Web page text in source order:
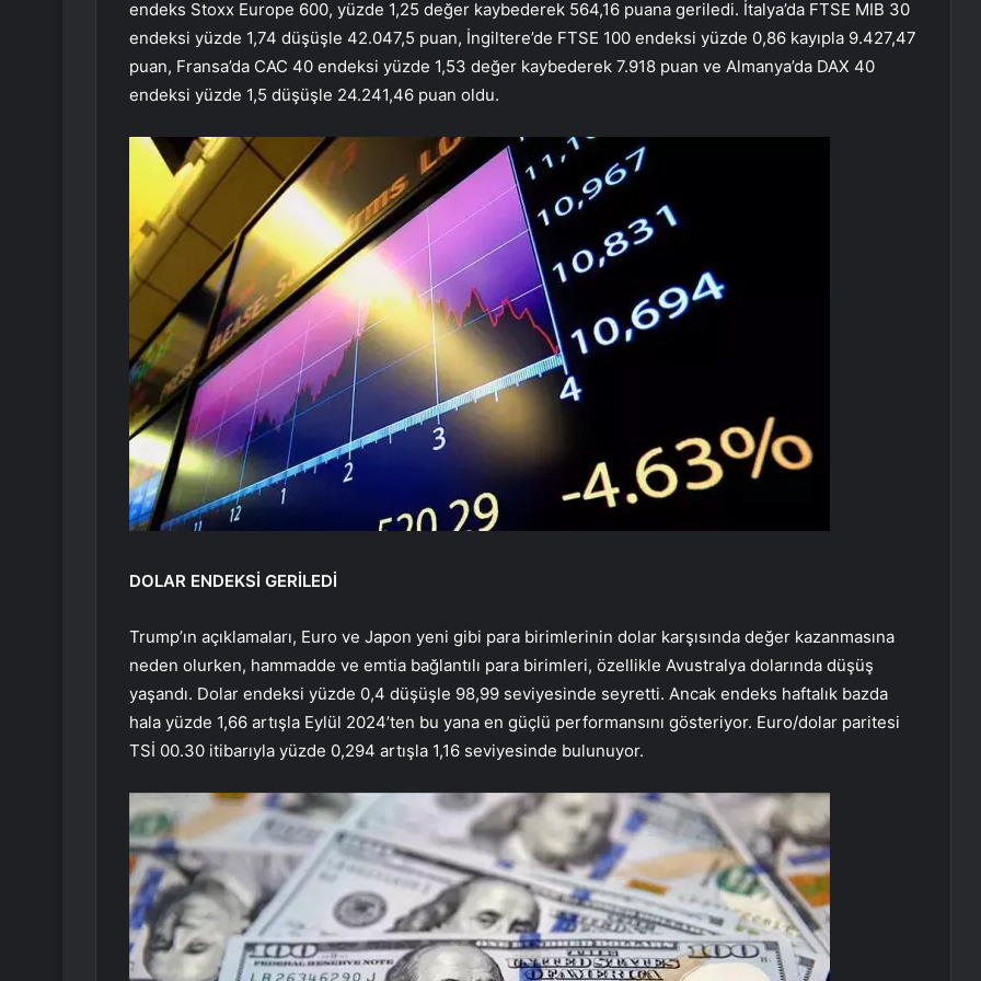
endeks Stoxx Europe 600, yüzde 1,25 değer kaybederek 564,16 puana geriledi. İtalya’da FTSE MIB 30
endeksi yüzde 1,74 düşüşle 42.047,5 puan, İngiltere’de FTSE 100 endeksi yüzde 0,86 kayıpla 9.427,47
puan, Fransa’da CAC 40 endeksi yüzde 1,53 değer kaybederek 7.918 puan ve Almanya’da DAX 40
endeksi yüzde 1,5 düşüşle 24.241,46 puan oldu.
DOLAR ENDEKSİ GERİLEDİ
Trump’ın açıklamaları, Euro ve Japon yeni gibi para birimlerinin dolar karşısında değer kazanmasına
neden olurken, hammadde ve emtia bağlantılı para birimleri, özellikle Avustralya dolarında düşüş
yaşandı. Dolar endeksi yüzde 0,4 düşüşle 98,99 seviyesinde seyretti. Ancak endeks haftalık bazda
hala yüzde 1,66 artışla Eylül 2024’ten bu yana en güçlü performansını gösteriyor. Euro/dolar paritesi
TSİ 00.30 itibarıyla yüzde 0,294 artışla 1,16 seviyesinde bulunuyor.